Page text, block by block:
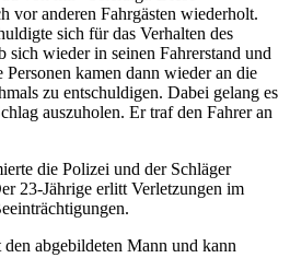
vor anderen Fahrgästen wiederholt.
sich für das Verhalten des
sich wieder in seinen Fahrerstand und
kamen dann wieder an die
zu entschuldigen. Dabei gelang es
auszuholen. Er traf den Fahrer an
die Polizei und der Schläger
23-Jährige erlitt Verletzungen im
abgebildeten Mann und kann